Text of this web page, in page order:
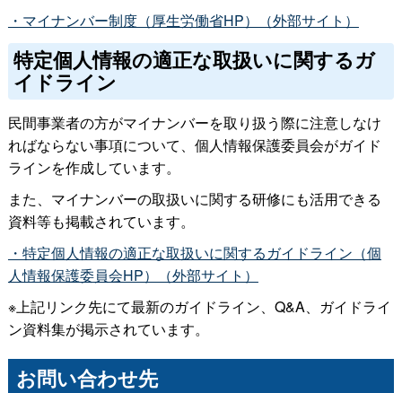
・マイナンバー制度（厚生労働省HP）（外部サイト）
特定個人情報の適正な取扱いに関するガ
イドライン
民間事業者の方がマイナンバーを取り扱う際に注意しなけ
ればならない事項について、個人情報保護委員会がガイド
ラインを作成しています。
また、マイナンバーの取扱いに関する研修にも活用できる
資料等も掲載されています。
・特定個人情報の適正な取扱いに関するガイドライン（個
人情報保護委員会HP）（外部サイト）
※上記リンク先にて最新のガイドライン、Q&A、ガイドライ
ン資料集が掲示されています。
お問い合わせ先